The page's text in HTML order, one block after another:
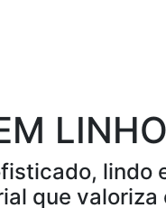
lindo
que